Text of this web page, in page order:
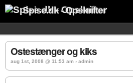
Spise.dk - Opskrifter
Ostestænger og kiks
aug 1st, 2008 @ 11:53 am › admin